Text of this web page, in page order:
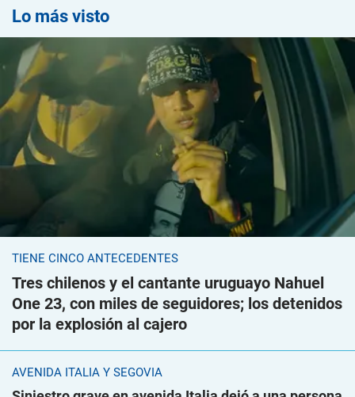
Lo más visto
TIENE CINCO ANTECEDENTES
Tres chilenos y el cantante uruguayo Nahuel
One 23, con miles de seguidores; los detenidos
por la explosión al cajero
AVENIDA ITALIA Y SEGOVIA